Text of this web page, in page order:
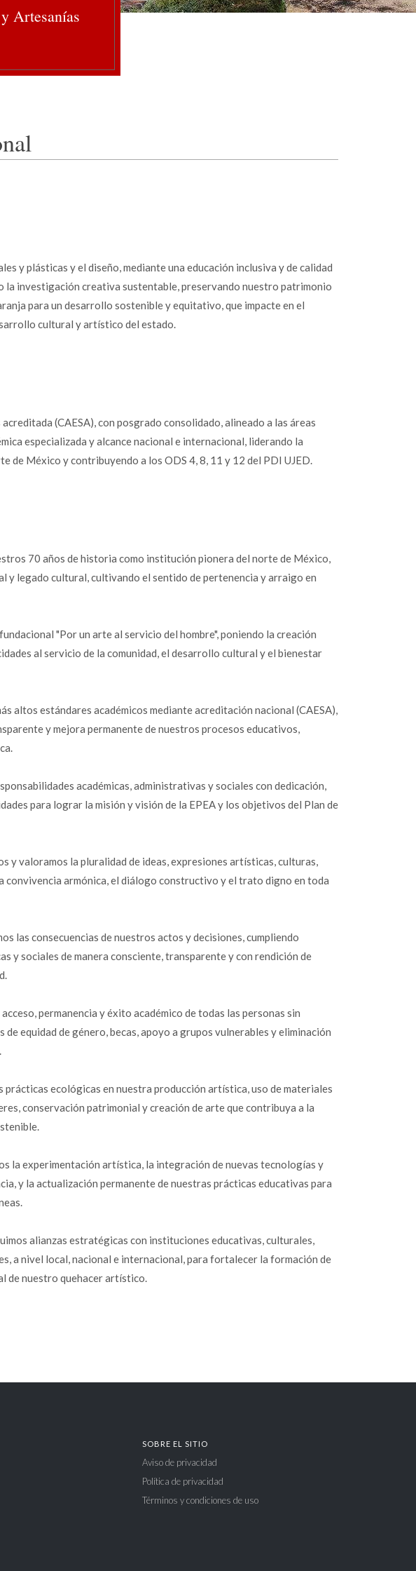
Artesanías
y plásticas y el diseño, mediante una educación inclusiva y de calidad
la investigación creativa sustentable, preservando nuestro patrimonio
para un desarrollo sostenible y equitativo, que impacte en el
cultural y artístico del estado.
(CAESA), con posgrado consolidado, alineado a las áreas
especializada y alcance nacional e internacional, liderando la
de México y contribuyendo a los ODS 4, 8, 11 y 12 del PDI UJED.
70 años de historia como institución pionera del norte de México,
y legado cultural, cultivando el sentido de pertenencia y arraigo en
"Por un arte al servicio del hombre", poniendo la creación
al servicio de la comunidad, el desarrollo cultural y el bienestar
altos estándares académicos mediante acreditación nacional (CAESA),
y mejora permanente de nuestros procesos educativos,
académicas, administrativas y sociales con dedicación,
para lograr la misión y visión de la EPEA y los objetivos del Plan de
y valoramos la pluralidad de ideas, expresiones artísticas, culturas,
convivencia armónica, el diálogo constructivo y el trato digno en toda
las consecuencias de nuestros actos y decisiones, cumpliendo
y sociales de manera consciente, transparente y con rendición de
permanencia y éxito académico de todas las personas sin
equidad de género, becas, apoyo a grupos vulnerables y eliminación
ecológicas en nuestra producción artística, uso de materiales
conservación patrimonial y creación de arte que contribuya a la
la experimentación artística, la integración de nuevas tecnologías y
y la actualización permanente de nuestras prácticas educativas para
alianzas estratégicas con instituciones educativas, culturales,
a nivel local, nacional e internacional, para fortalecer la formación de
de nuestro quehacer artístico.
SOBRE EL SITIO
Aviso de privacidad
Política de privacidad
Términos y condiciones de uso